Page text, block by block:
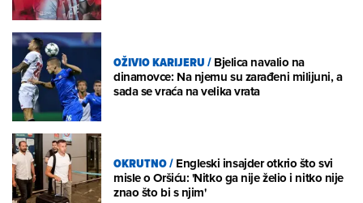
OŽIVIO KARIJERU/Bjelica navalio na
dinamovce: Na njemu su zarađeni milijuni, a
sada se vraća na velika vrata
OKRUTNO/Engleski insajder otkrio što svi
misle o Oršiću: 'Nitko ga nije želio i nitko nije
znao što bi s njim'